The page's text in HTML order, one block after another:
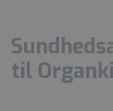
til